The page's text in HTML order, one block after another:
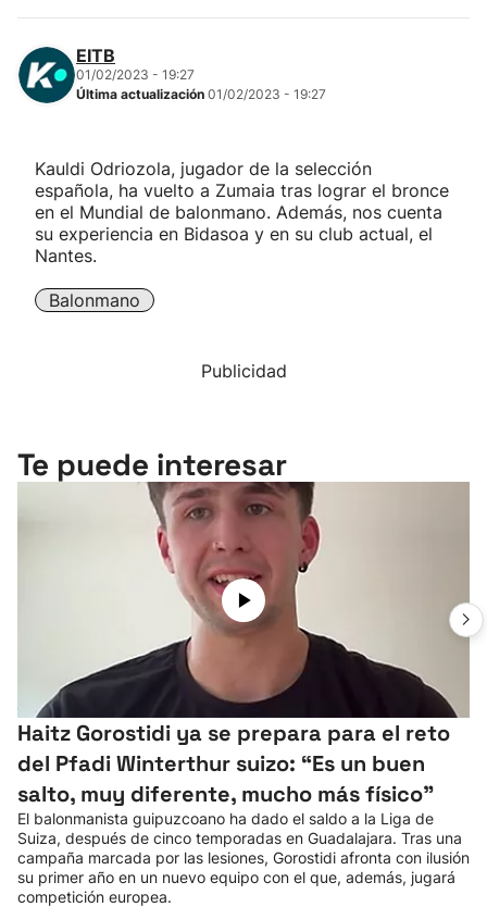
"Helmuga"
EITB
01/02/2023 - 19:27
Última actualización 01/02/2023 - 19:27
Kauldi Odriozola, jugador de la selección
española, ha vuelto a Zumaia tras lograr el bronce
en el Mundial de balonmano. Además, nos cuenta
su experiencia en Bidasoa y en su club actual, el
Nantes.
Balonmano
Publicidad
Te puede interesar
Haitz Gorostidi ya se prepara para el reto
del Pfadi Winterthur suizo: “Es un buen
salto, muy diferente, mucho más físico”
El balonmanista guipuzcoano ha dado el saldo a la Liga de
Suiza, después de cinco temporadas en Guadalajara. Tras una
campaña marcada por las lesiones, Gorostidi afronta con ilusión
su primer año en un nuevo equipo con el que, además, jugará
competición europea.